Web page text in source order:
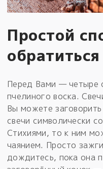
Простой
Перед Вами — четыре
пчелиного воска.
Вы можете
свечи символически
Стихиями, то к ним
чаянием. Просто
дождитесь, пока она